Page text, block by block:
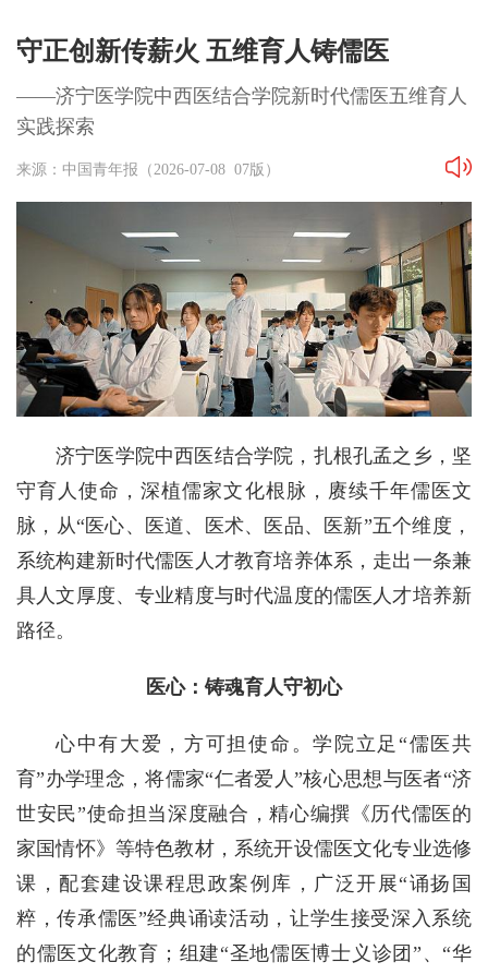
守正创新传薪火 五维育人铸儒医
——济宁医学院中西医结合学院新时代儒医五维育人
实践探索
来源：中国青年报（2026-07-08 07版）
济宁医学院中西医结合学院，扎根孔孟之乡，坚
守育人使命，深植儒家文化根脉，赓续千年儒医文
脉，从“医心、医道、医术、医品、医新”五个维度，
系统构建新时代儒医人才教育培养体系，走出一条兼
具人文厚度、专业精度与时代温度的儒医人才培养新
路径。
医心：铸魂育人守初心
心中有大爱，方可担使命。学院立足“儒医共
育”办学理念，将儒家“仁者爱人”核心思想与医者“济
世安民”使命担当深度融合，精心编撰《历代儒医的
家国情怀》等特色教材，系统开设儒医文化专业选修
课，配套建设课程思政案例库，广泛开展“诵扬国
粹，传承儒医”经典诵读活动，让学生接受深入系统
的儒医文化教育；组建“圣地儒医博士义诊团”、“华